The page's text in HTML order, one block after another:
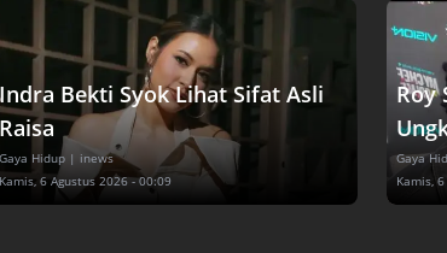
Bekti Syok Lihat Sifat Asli
Raisa
Gaya Hidup | inews
Kamis, 6 Agustus 2026 - 00:09
Roy
Gaya
Kamis,